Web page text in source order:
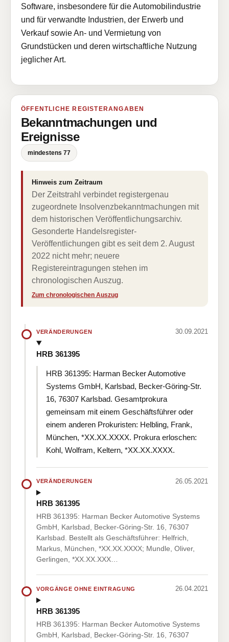
Software, insbesondere für die Automobilindustrie
und für verwandte Industrien, der Erwerb und
Verkauf sowie An- und Vermietung von
Grundstücken und deren wirtschaftliche Nutzung
jeglicher Art.
ÖFFENTLICHE REGISTERANGABEN
Bekanntmachungen und
Ereignisse
mindestens 77
Hinweis zum Zeitraum
Der Zeitstrahl verbindet registergenau
zugeordnete Insolvenzbekanntmachungen mit
dem historischen Veröffentlichungsarchiv.
Gesonderte Handelsregister-
Veröffentlichungen gibt es seit dem 2. August
2022 nicht mehr; neuere
Registereintragungen stehen im
chronologischen Auszug.
Zum chronologischen Auszug
VERÄNDERUNGEN 30.09.2021
HRB 361395
HRB 361395: Harman Becker Automotive
Systems GmbH, Karlsbad, Becker-Göring-Str.
16, 76307 Karlsbad. Gesamtprokura
gemeinsam mit einem Geschäftsführer oder
einem anderen Prokuristen: Helbling, Frank,
München, *XX.XX.XXXX. Prokura erloschen:
Kohl, Wolfram, Keltern, *XX.XX.XXXX.
VERÄNDERUNGEN 26.05.2021
HRB 361395
HRB 361395: Harman Becker Automotive Systems
GmbH, Karlsbad, Becker-Göring-Str. 16, 76307
Karlsbad. Bestellt als Geschäftsführer: Helfrich,
Markus, München, *XX.XX.XXXX; Mundle, Oliver,
Gerlingen, *XX.XX.XXX…
VORGÄNGE OHNE EINTRAGUNG 26.04.2021
HRB 361395
HRB 361395: Harman Becker Automotive Systems
GmbH, Karlsbad, Becker-Göring-Str. 16, 76307